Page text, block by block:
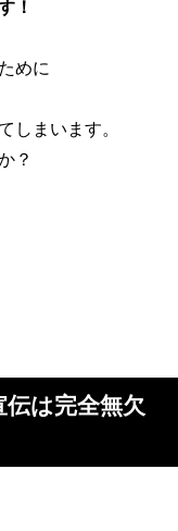
！
めに
しまいます。
？
は完全無欠